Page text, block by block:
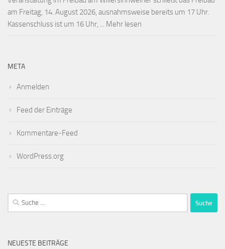
am Freitag, 14. August 2026, ausnahmsweise bereits um 17 Uhr.
Kassenschluss ist um 16 Uhr, ... Mehr lesen
META
Anmelden
Feed der Einträge
Kommentare-Feed
WordPress.org
Suche
nach:
NEUESTE BEITRÄGE